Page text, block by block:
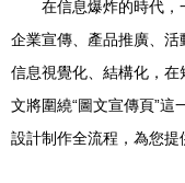
在信息爆炸的時代
企業宣傳、產品推廣、
信息視覺化、結構化，
文將圍繞“圖文宣傳頁”這
設計制作全流程，為您提